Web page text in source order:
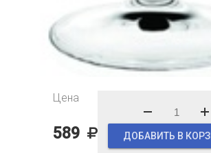
Цена
589 ДОБАВИТЬ В